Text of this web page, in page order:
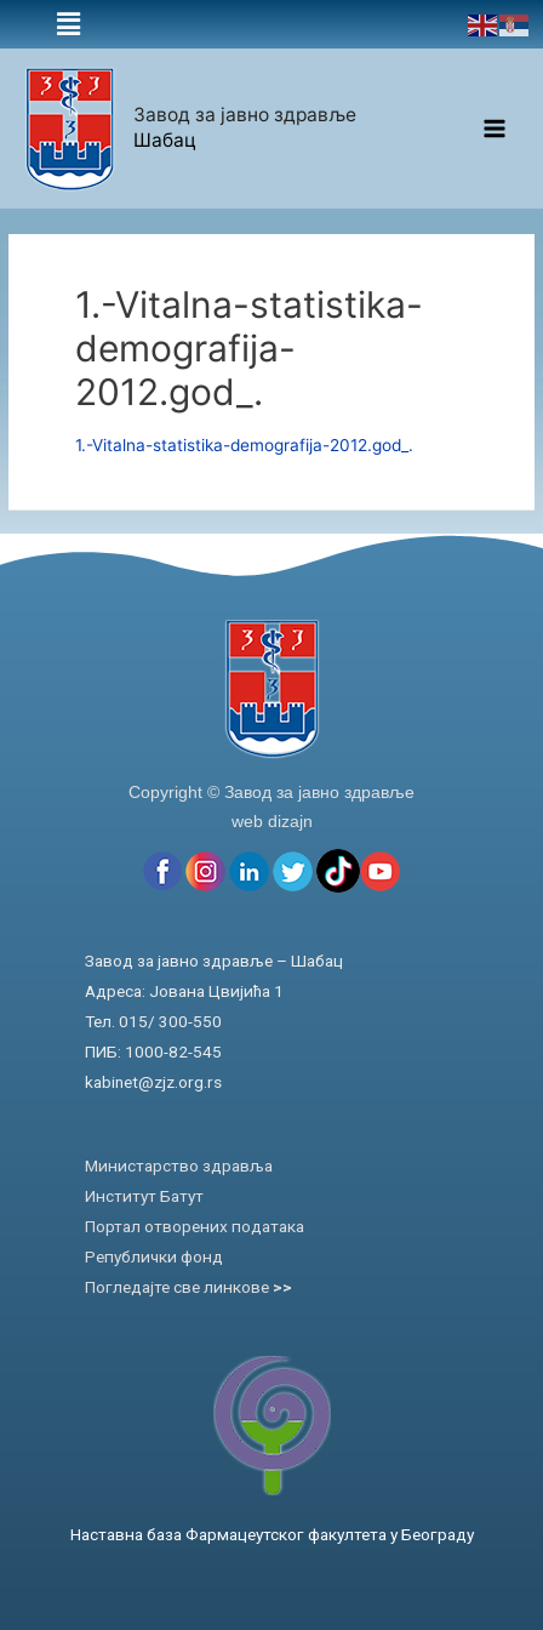
Завод за јавно здравље
Шабац
1.-Vitalna-statistika-
demografija-
2012.god_.
1.-Vitalna-statistika-demografija-2012.god_.
Copyright © Завод за јавно здравље
web dizajn
Завод за јавно здравље – Шабац
Адреса: Јована Цвијића 1
Тел. 015/ 300-550
ПИБ: 1000-82-545
kabinet@zjz.org.rs
Министарство здравља
Институт Батут
Портал отворених података
Републички фонд
Погледајте све линкове >>
Наставна база Фармацеутског факултета у Београду